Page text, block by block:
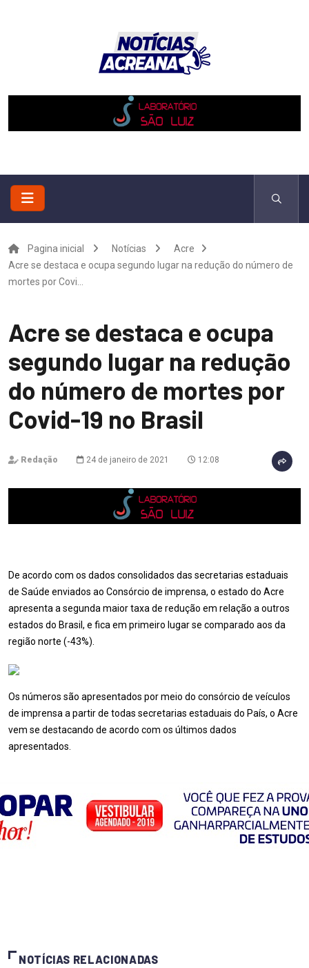
Pagina inicial Notícias
Acre
Acre se destaca e ocupa segundo lugar na redução do número de
mortes por Covi...
Acre se destaca e ocupa
segundo lugar na redução
do número de mortes por
Covid-19 no Brasil
Redação 24 de janeiro de 2021 12:08
De acordo com os dados consolidados das secretarias estaduais
de Saúde enviados ao Consórcio de imprensa, o estado do Acre
apresenta a segunda maior taxa de redução em relação a outros
estados do Brasil, e fica em primeiro lugar se comparado aos da
região norte (-43%).
Os números são apresentados por meio do consórcio de veículos
de imprensa a partir de todas secretarias estaduais do País, o Acre
vem se destacando de acordo com os últimos dados
apresentados.
NOTÍCIAS RELACIONADAS